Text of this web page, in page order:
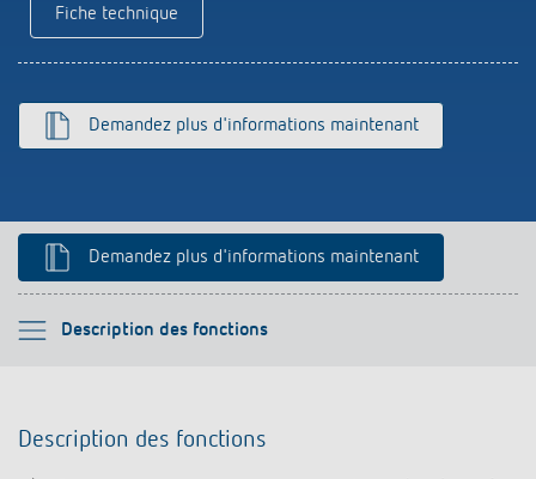
Références
Télérupteur impulsionnel OKTO de Theben
Fiche technique
Demandez plus d'informations maintenant
Demandez plus d'informations maintenant
Description des fonctions
Veuillez sélectionner
Téléchargements
Description des fonctions